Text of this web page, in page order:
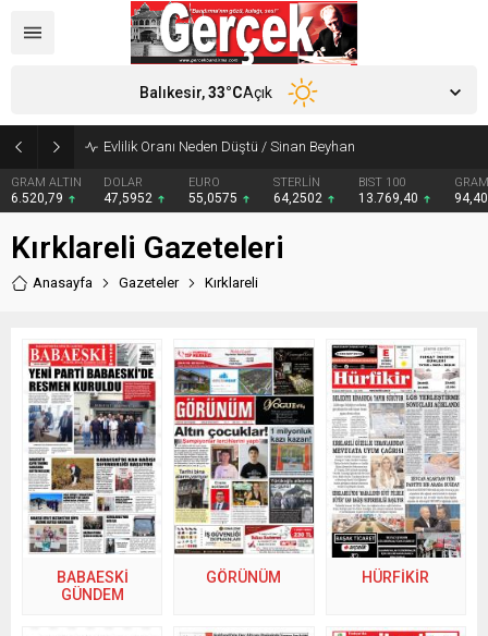
Evlilik Oranı Neden Düştü / Sinan Beyhan
ALTIN DOLAR
47,5952
EURO
55,0575
STERLİN
64,2502
BIST 100
13.769,40
GRAM
94,40
Balıkesir,33°CAçık
Kırklareli Gazeteleri
Anasayfa Gazeteler Kırklareli
BABAESKİ
GÜNDEM
GÖRÜNÜM HÜRFİKİR